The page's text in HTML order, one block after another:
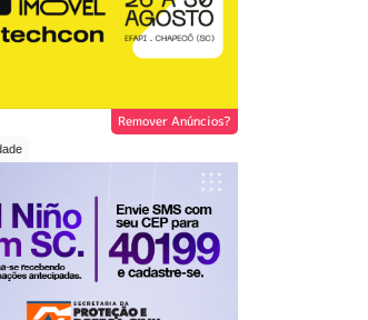
Remover Anúncios?